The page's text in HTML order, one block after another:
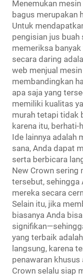
Menemukan
bagus merupakan
Untuk
pengisian jus
memeriksa
secara daring
web menjual
membandingkan
apa saja yang
memiliki kualitas
murah tetapi tidak
karena itu, berhati-
Ide lainnya adalah
sana, Anda dapat
serta berbicara
New Crown sering
tersebut, sehingga
mereka secara
Selain itu, jika
biasanya Anda
yang terbaik
langsung, karena
penawaran
Crown selalu siap